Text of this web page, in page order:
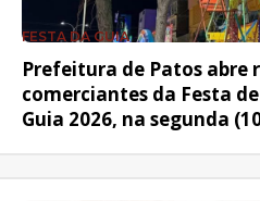
FESTA DA GUIA
Prefeitura de Patos abre
comerciantes da Festa
Guia 2026, na segunda